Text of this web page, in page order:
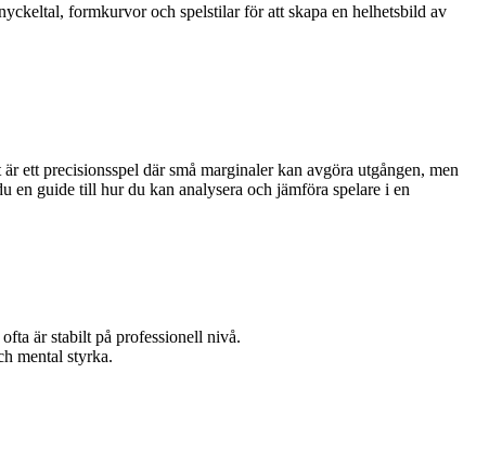
formkurvor och spelstilar för att skapa en helhetsbild av
ett precisionsspel där små marginaler kan avgöra utgången, men
en guide till hur du kan analysera och jämföra spelare i en
är stabilt på professionell nivå.
mental styrka.